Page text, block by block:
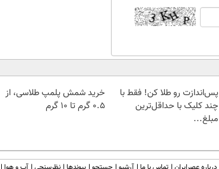
پس‌اندازت رو طلا کن! فقط با
چند کلیک با حداقل‌ترین
مبلغ...
خرید شمش پلمپ طلاسی، از
۰.۵ گرم تا ۱۰ گرم